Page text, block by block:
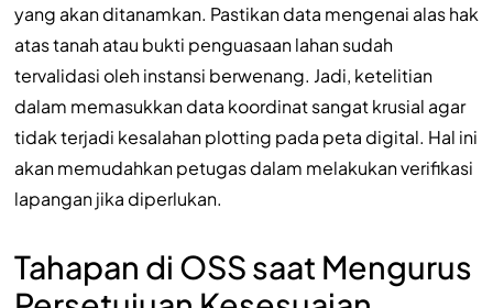
yang akan ditanamkan. Pastikan data mengenai alas hak
atas tanah atau bukti penguasaan lahan sudah
tervalidasi oleh instansi berwenang. Jadi, ketelitian
dalam memasukkan data koordinat sangat krusial agar
tidak terjadi kesalahan plotting pada peta digital. Hal ini
akan memudahkan petugas dalam melakukan verifikasi
lapangan jika diperlukan.
Tahapan di OSS saat Mengurus